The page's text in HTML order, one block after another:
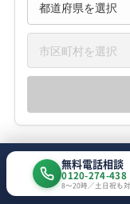
「知るだけで
新常識」
無料電話相談
0120-274-438
8〜20時／土日祝も